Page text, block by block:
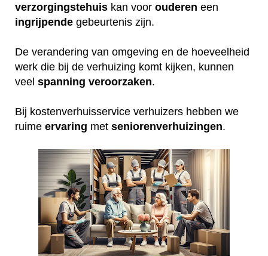
verzorgingstehuis kan voor ouderen een
ingrijpende gebeurtenis zijn.
De verandering van omgeving en de hoeveelheid
werk die bij de verhuizing komt kijken, kunnen
veel spanning veroorzaken.
Bij kostenverhuisservice verhuizers hebben we
ruime ervaring met seniorenverhuizingen.